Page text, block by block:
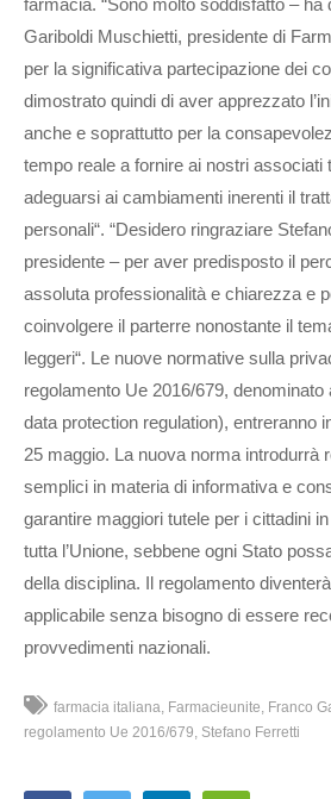
Gariboldi Muschietti, presidente di
per la significativa partecipazione dei
dimostrato quindi di aver apprezzato
anche e soprattutto per la
tempo reale a fornire ai nostri associati
adeguarsi ai cambiamenti inerenti il
personali“. “Desidero ringraziare
presidente – per aver predisposto il
assoluta professionalità e chiarezza e
coinvolgere il parterre nonostante il
leggeri“. Le nuove normative sulla
regolamento Ue 2016/679,
data protection regulation), entreranno
25 maggio. La nuova norma introdurrà
semplici in materia di informativa e
garantire maggiori tutele per i cittadini
tutta l’Unione, sebbene ogni Stato
della disciplina. Il regolamento
applicabile senza bisogno di essere
provvedimenti nazionali.
farmacia italiana Farmacieunite Franco
regolamento Ue 2016/679 Stefano Ferretti